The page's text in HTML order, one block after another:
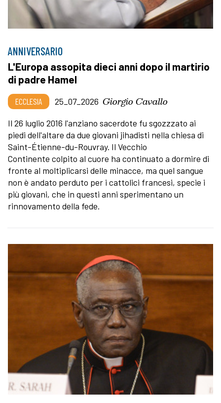
ANNIVERSARIO
L'Europa assopita dieci anni dopo il martirio
di padre Hamel
ECCLESIA 25_07_2026 Giorgio Cavallo
Il 26 luglio 2016 l'anziano sacerdote fu sgozzzato ai
piedi dell'altare da due giovani jihadisti nella chiesa di
Saint-Étienne-du-Rouvray. Il Vecchio
Continente colpito al cuore ha continuato a dormire di
fronte al moltiplicarsi delle minacce, ma quel sangue
non è andato perduto per i cattolici francesi, specie i
più giovani, che in questi anni sperimentano un
rinnovamento della fede.